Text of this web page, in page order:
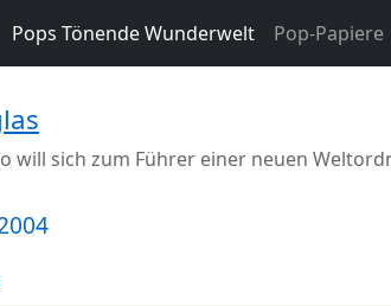
Pops Tönende Wunderwelt Pop-Papiere
will sich zum Führer einer neuen